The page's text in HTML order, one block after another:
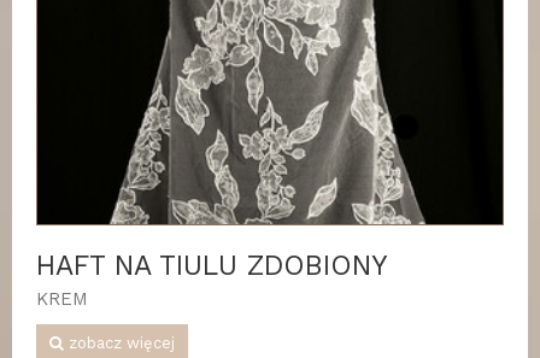
HAFT NA TIULU ZDOBIONY
KREM
zobacz więcej